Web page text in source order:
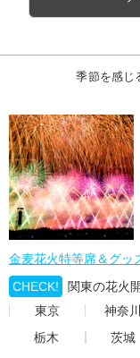
季節を感じ
金麦花火特等席＆グッ
CHECK!
関東の花火
東京
神奈川
栃木
茨城